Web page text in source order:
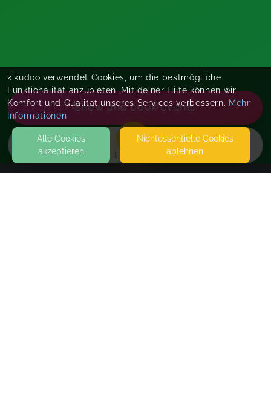
EVENTS
Show and book events
kikudoo verwendet Cookies, um die bestmögliche
Funktionalität anzubieten. Mit deiner Hilfe können wir
Komfort und Qualität unseres Services verbessern. Mehr
Informationen
Alle Cookies
akzeptieren
Nicht­essentielle Cookies
ablehnen